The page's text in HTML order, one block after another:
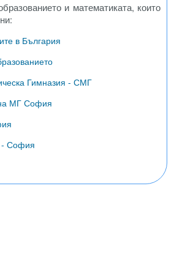
и математиката, които
в България
Гимназия - СМГ
МГ София
- София